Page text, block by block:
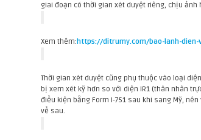
giai đoạn có thời gian xét duyệt riêng, chịu
Xem thêm:https://ditrumy.com/bao-lanh-dien-
Thời gian xét duyệt cũng phụ thuộc vào loại
bị xem xét kỹ hơn so với diện IR1 (thân nhân
điều kiện bằng Form I-751 sau khi sang Mỹ,
về sau.